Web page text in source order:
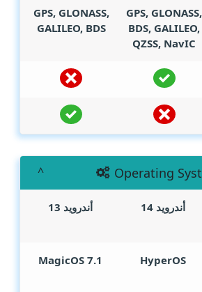
GPS, GLONASS,
BDS, GALILEO,
QZSS, NavIC
GPS, GLONASS,
GALILEO, BDS
Operating
أندرويد 14 أندرويد 13
HyperOS
MagicOS 7.1